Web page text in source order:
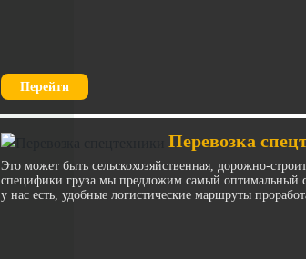
Перейти
Перевозка
Это может быть сельскохозяйственная, дорожно-
специфики груза мы предложим самый оптимальный
у нас есть, удобные логистические маршруты